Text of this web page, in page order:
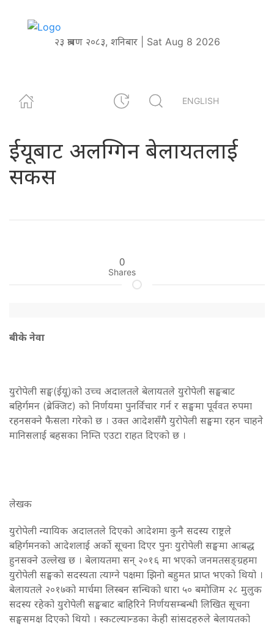
२३ श्रावण २०८३, शनिबार | Sat Aug 8 2026
ENGLISH
ईयूबाट अलग्गिन बेलायतलाई
सकस
0
Shares
बीके नेवा
युरोपेली सङ्घ(ईयू)को उच्च अदालतले बेलायतले युरोपेली सङ्घबाट
बहिर्गमन (ब्रेक्जिट) को निर्णयमा पुनर्विचार गर्न र सङ्घमा पूर्ववत रुपमा
रहनसक्ने फैसला गरेको छ । उक्त आदेशसँगै युरोपेली सङ्घमा रहन चाहने
मानिसलाई बहसका निम्ति एउटा राहत दिएको छ ।
लेखक
युरोपेली न्यायिक अदालतले दिएको आदेशमा कुनै सदस्य राष्ट्रले
बहिर्गमनको आदेशलाई अर्को सूचना दिएर पुनः युरोपेली सङ्घमा आबद्ध
हुनसक्ने उल्लेख छ । बेलायतमा सन् २०१६ मा भएको जनमतसङ्ग्रहमा
युरोपेली सङ्घको सदस्यता त्याग्ने पक्षमा झिनो बहुमत प्राप्त भएको थियो ।
बेलायतले २०१७को मार्चमा लिस्बन सन्धिको धारा ५० बमोजिम २८ मुलुक
सदस्य रहेको युरोपेली सङ्घबाट बाहिरिने निर्णयसम्बन्धी लिखित सूचना
सङ्घसमक्ष दिएको थियो । स्कटल्यान्डका केही सांसदहरुले बेलायतको